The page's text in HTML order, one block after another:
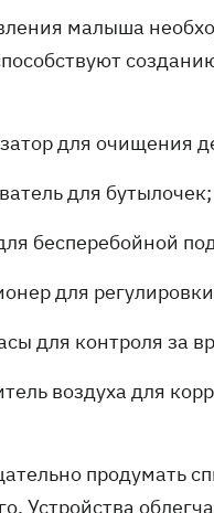
малыша
для очищения
для бутылочек;
бесперебойной
для
для контроля за
воздуха для
продумать
Устройства